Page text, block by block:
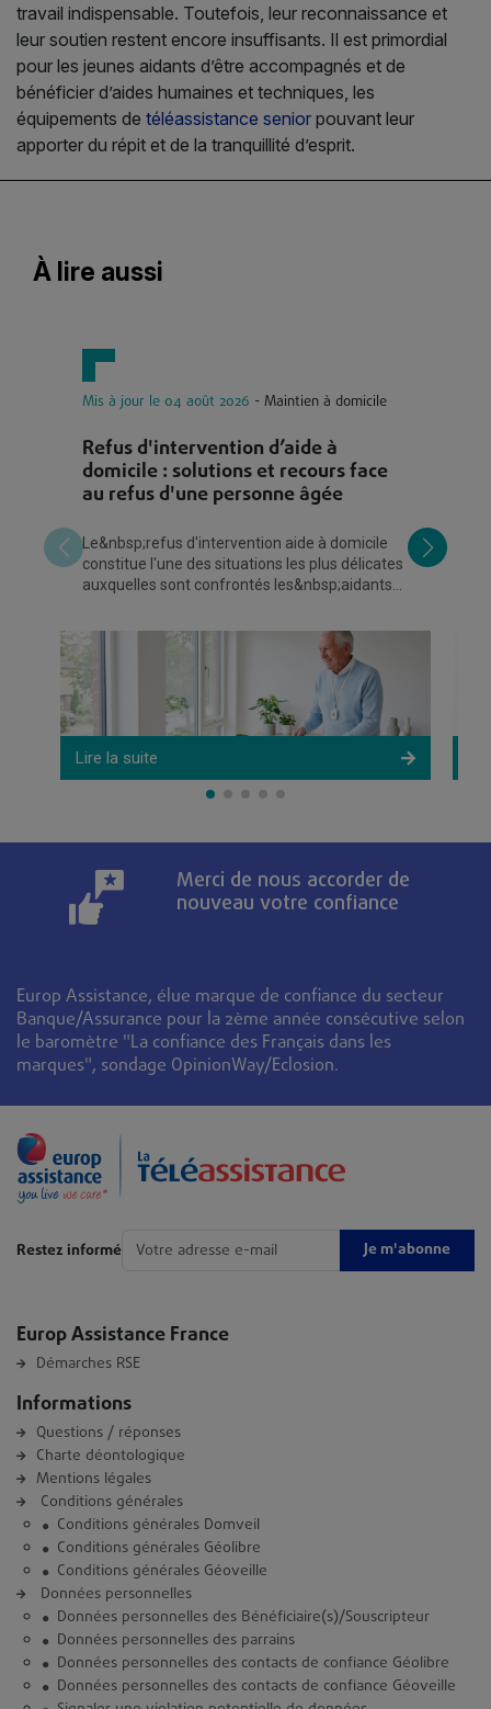
travail indispensable. Toutefois, leur reconnaissance et
leur soutien restent encore insuffisants. Il est primordial
pour les jeunes aidants d’être accompagnés et de
bénéficier d’aides humaines et techniques, les
équipements de téléassistance senior pouvant leur
apporter du répit et de la tranquillité d’esprit.
À lire aussi
Mis à jour le 04 août 2026 - Maintien à domicile
Refus d'intervention d’aide à
domicile : solutions et recours face
au refus d'une personne âgée
Le&nbsp;refus d'intervention aide à domicile
constitue l'une des situations les plus délicates
auxquelles sont confrontés les&nbsp;aidants
Lire la suite
Merci de nous accorder de
nouveau votre confiance
Europ Assistance, élue marque de confiance du secteur
Banque/Assurance pour la 2ème année consécutive selon
le baromètre "La confiance des Français dans les
marques", sondage OpinionWay/Eclosion.
Restez informé Je m'abonne
Europ Assistance France
Démarches RSE
Informations
Questions / réponses
Charte déontologique
Mentions légales
Conditions générales
Conditions générales Domveil
Conditions générales Géolibre
Conditions générales Géoveille
Données personnelles
Données personnelles des Bénéficiaire(s)/Souscripteur
Données personnelles des parrains
Données personnelles des contacts de confiance Géolibre
Données personnelles des contacts de confiance Géoveille